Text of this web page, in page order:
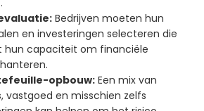
Bedrijven moeten hun
en investeringen selecteren die
hun capaciteit om financiële
opbouw: Een mix van
vastgoed en misschien zelfs